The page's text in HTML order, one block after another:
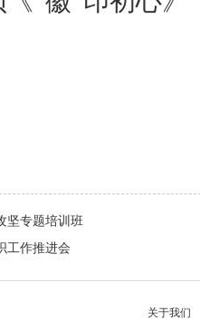
坚专题培训班
工作推进会
关于我们